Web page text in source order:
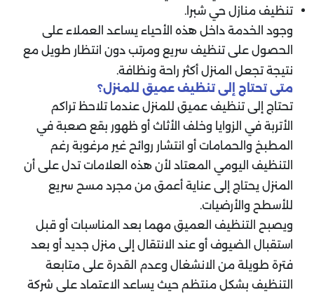
تنظيف منازل حي شبرا.
وجود الخدمة داخل هذه الأحياء يساعد العملاء على
الحصول على تنظيف سريع ومرتب دون انتظار طويل مع
نتيجة تجعل المنزل أكثر راحة ونظافة.
متى تحتاج إلى تنظيف عميق للمنزل؟
تحتاج إلى تنظيف عميق للمنزل عندما تلاحظ تراكم
الأتربة في الزوايا وخلف الأثاث أو ظهور بقع صعبة في
المطبخ والحمامات أو انتشار روائح غير مرغوبة رغم
التنظيف اليومي المعتاد لأن هذه العلامات تدل على أن
المنزل يحتاج إلى عناية أعمق من مجرد مسح سريع
للأسطح والأرضيات.
ويصبح التنظيف العميق مهما بعد المناسبات أو قبل
استقبال الضيوف أو عند الانتقال إلى منزل جديد أو بعد
فترة طويلة من الانشغال وعدم القدرة على متابعة
التنظيف بشكل منتظم حيث يساعد الاعتماد على شركة